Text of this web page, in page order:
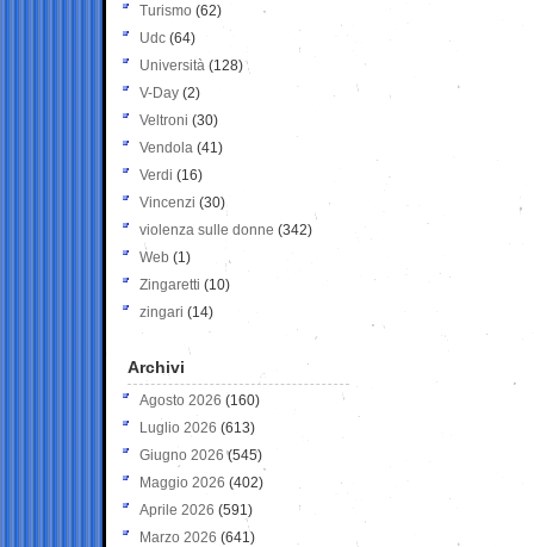
Turismo (62)
Udc (64)
Università (128)
V-Day (2)
Veltroni (30)
Vendola (41)
Verdi (16)
Vincenzi (30)
violenza sulle donne (342)
Web (1)
Zingaretti (10)
zingari (14)
Archivi
Agosto 2026 (160)
Luglio 2026 (613)
Giugno 2026 (545)
Maggio 2026 (402)
Aprile 2026 (591)
Marzo 2026 (641)